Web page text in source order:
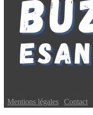
Mentions légales Contact